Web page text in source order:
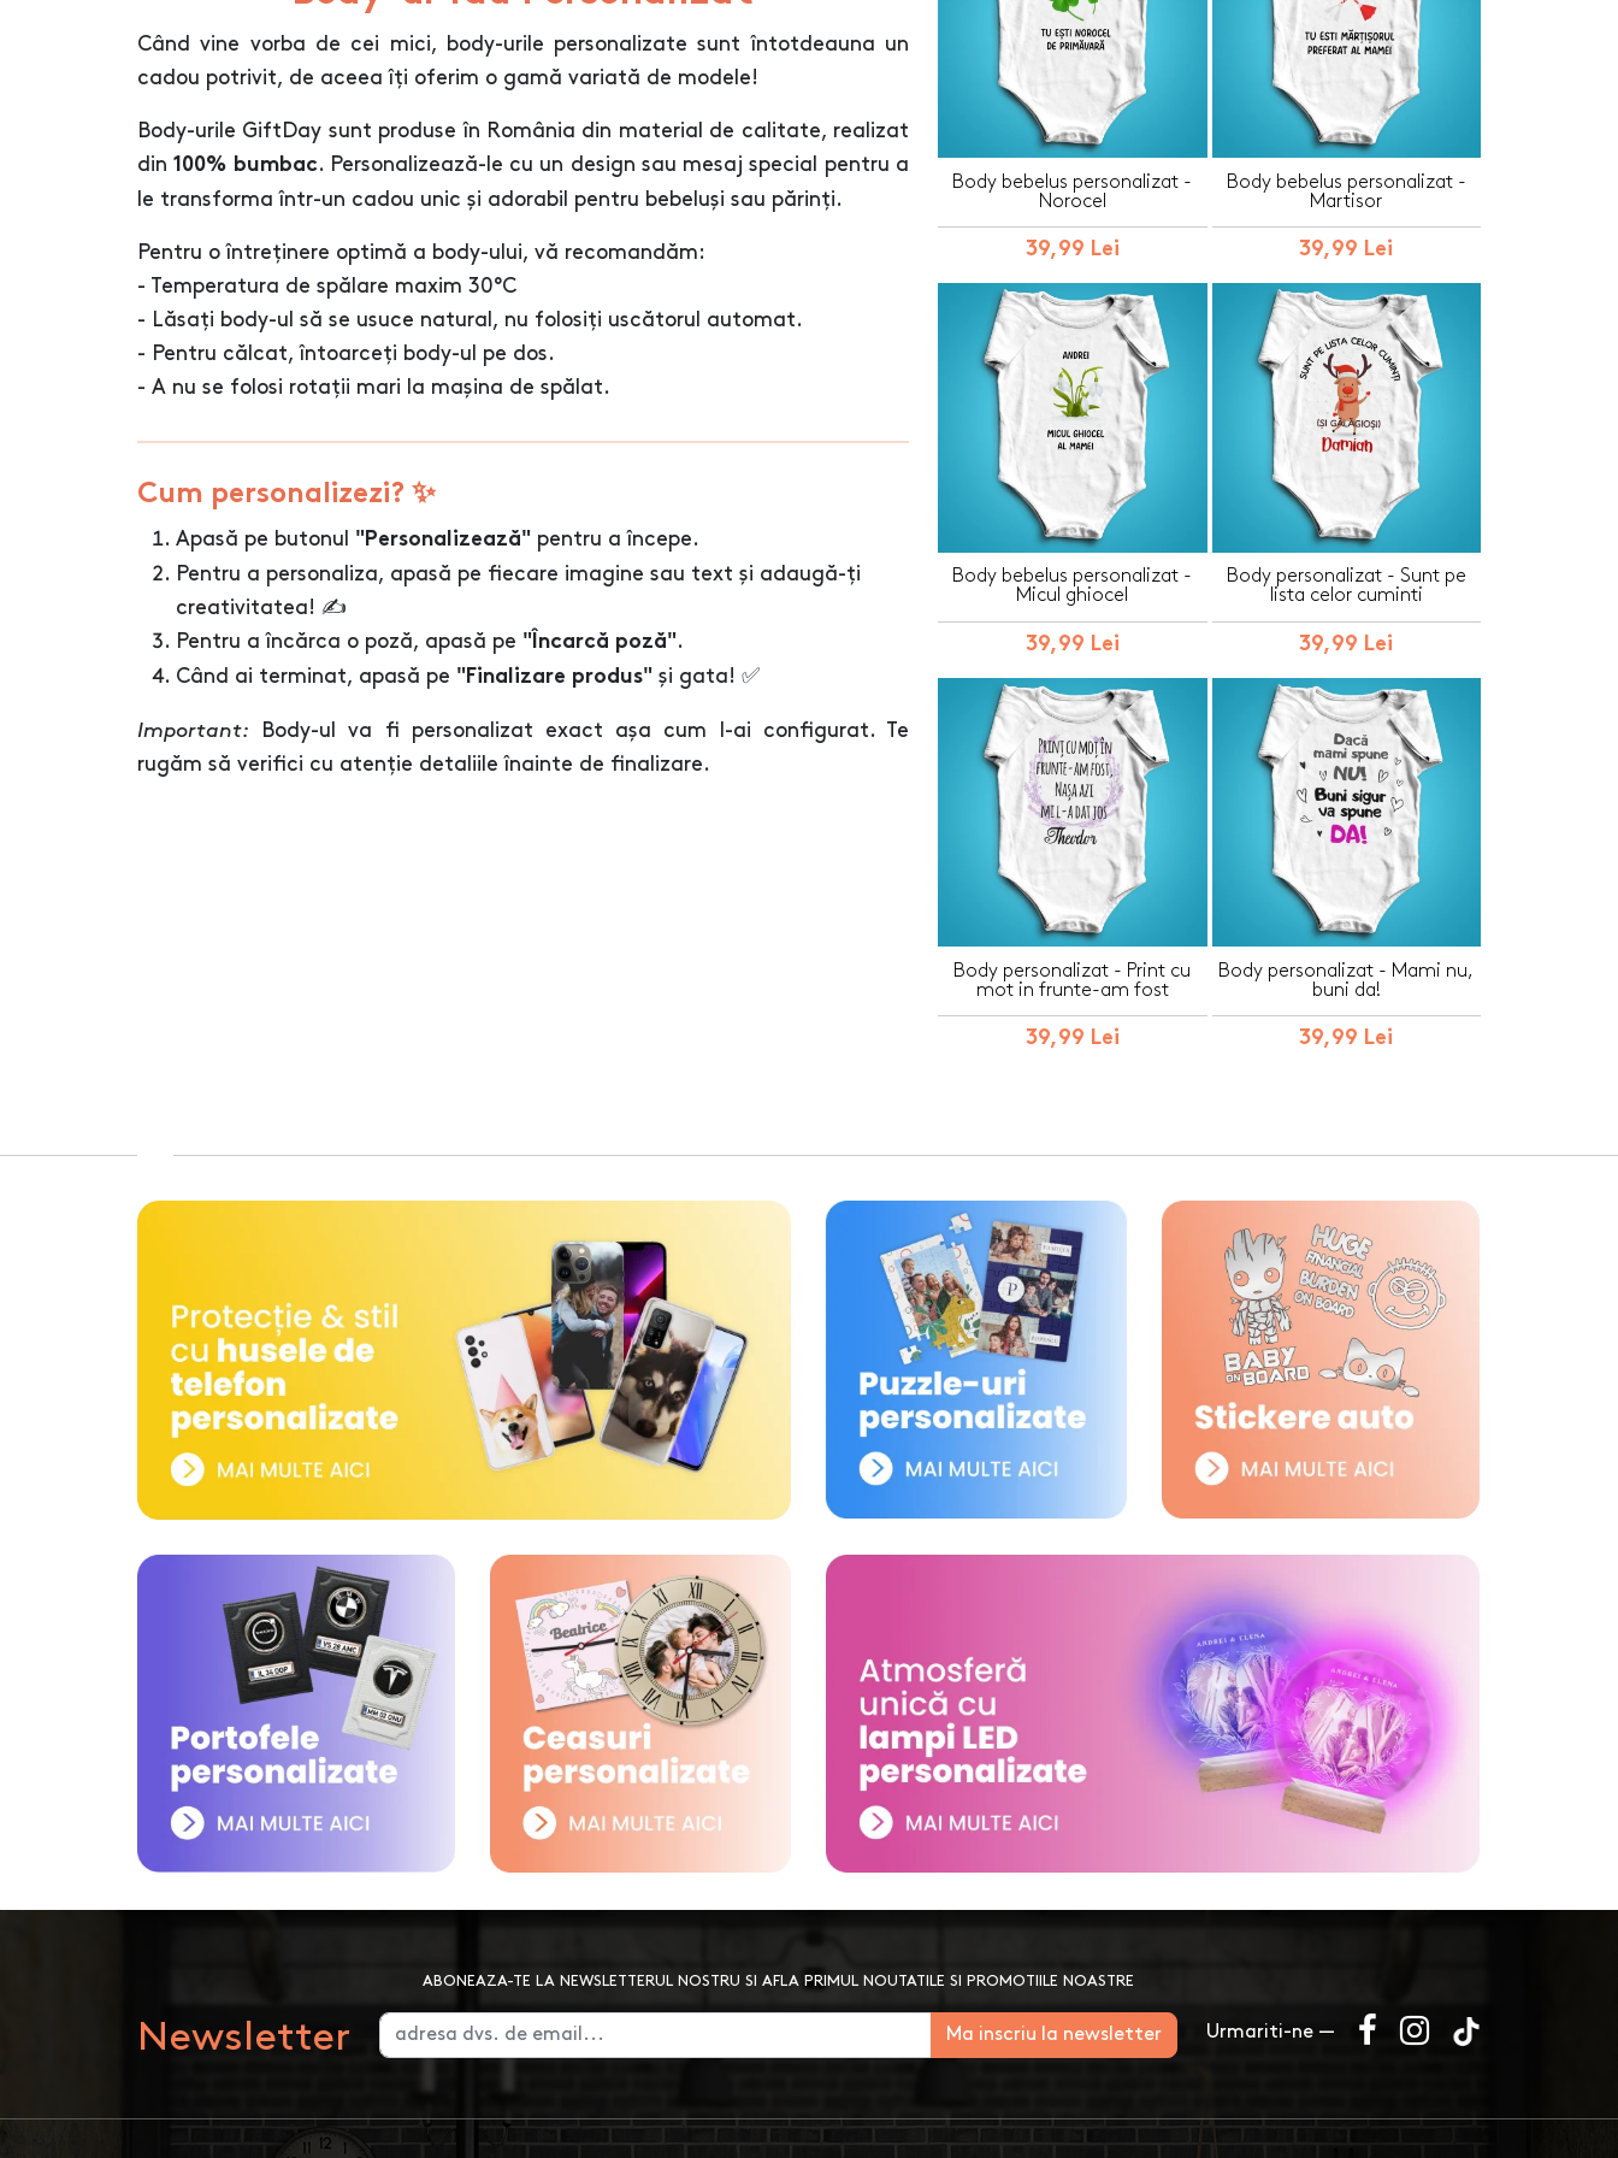
Când vine vorba de cei mici, body-urile personalizate sunt întotdeauna un
cadou potrivit, de aceea îți oferim o gamă variată de modele!
Body-urile GiftDay sunt produse în România din material de calitate, realizat
din100% bumbac. Personalizează-le cu un design sau mesaj special pentru a
le transforma într-un cadou unic și adorabil pentru bebeluși sau părinți.
Pentru o întreținere optimă a body-ului, vă recomandăm:
- Temperatura de spălare maxim 30°C
- Lăsați body-ul să se usuce natural, nu folosiți uscătorul automat.
- Pentru călcat, întoarceți body-ul pe dos.
- A nu se folosi rotații mari la mașina de spălat.
Cum personalizezi? ✨
Apasă pe butonul "Personalizează" pentru a începe.
Pentru a personaliza, apasă pe fiecare imagine sau text și adaugă-ți
creativitatea! ✍️
Pentru a încărca o poză, apasă pe "Încarcă poză".
Când ai terminat, apasă pe "Finalizare produs" și gata! ✅
Important: Body-ul va fi personalizat exact așa cum l-ai configurat. Te
rugăm să verifici cu atenție detaliile înainte de finalizare.
Body bebelus personalizat -
Norocel
39,99 Lei
Body bebelus personalizat -
Martisor
39,99 Lei
Body bebelus personalizat -
Micul ghiocel
39,99 Lei
Body personalizat - Sunt pe
lista celor cuminti
39,99 Lei
Body personalizat - Print cu
mot in frunte-am fost
39,99 Lei
Body personalizat - Mami nu,
buni da!
39,99 Lei
Newsletter
ABONEAZA-TE LA NEWSLETTERUL NOSTRU SI AFLA PRIMUL NOUTATILE SI PROMOTIILE NOASTRE
Ma inscriu la newsletter Urmariti-ne —